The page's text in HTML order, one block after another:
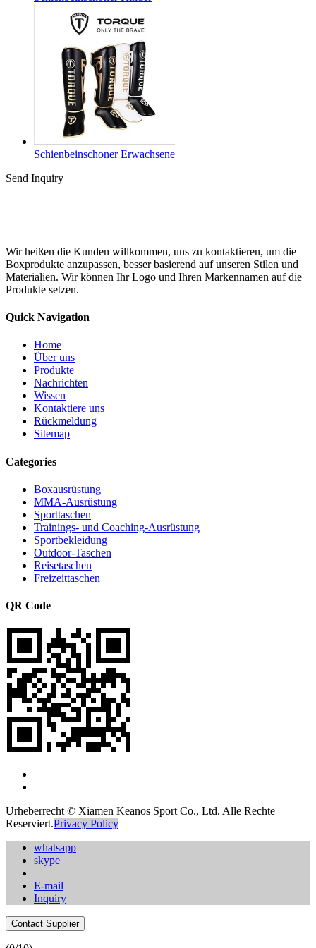
Schienbeinschoner Erwachsene
Send Inquiry
Wir heißen die Kunden willkommen, uns zu kontaktieren, um die
Boxprodukte anzupassen, besser basierend auf unseren Stilen und
Materialien. Wir können Ihr Logo und Ihren Markennamen auf die
Produkte setzen.
Quick Navigation
Home
Über uns
Produkte
Nachrichten
Wissen
Kontaktiere uns
Rückmeldung
Sitemap
Categories
Boxausrüstung
MMA-Ausrüstung
Sporttaschen
Trainings- und Coaching-Ausrüstung
Sportbekleidung
Outdoor-Taschen
Reisetaschen
Freizeittaschen
QR Code
Urheberrecht © Xiamen Keanos Sport Co., Ltd. Alle Rechte
Reserviert.Privacy Policy
whatsapp
skype
E-mail
Inquiry
Contact Supplier